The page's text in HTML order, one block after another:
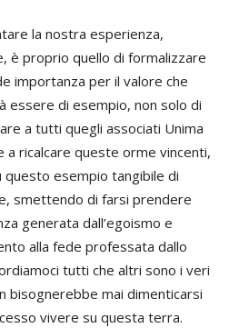
la nostra esperienza,
è proprio quello di formalizzare
importanza per il valore che
essere di esempio, non solo di
a tutti quegli associati Unima
ricalcare queste orme vincenti,
esempio tangibile di
smettendo di farsi prendere
generata dall’egoismo e
alla fede professata dallo
tutti che altri sono i veri
bisognerebbe mai dimenticarsi
vivere su questa terra.